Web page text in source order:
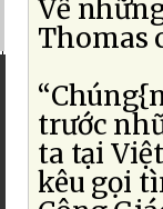
Về
Thomas
trước
ta tại
kêu gọi